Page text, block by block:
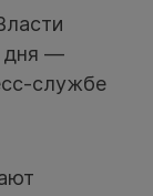
дня —
службе